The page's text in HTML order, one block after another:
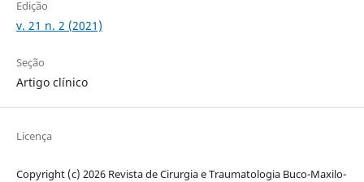
Edição
v. 21 n. 2 (2021)
Seção
Artigo clínico
Licença
Copyright (c) 2026 Revista de Cirurgia e Traumatologia Buco-Maxilo-